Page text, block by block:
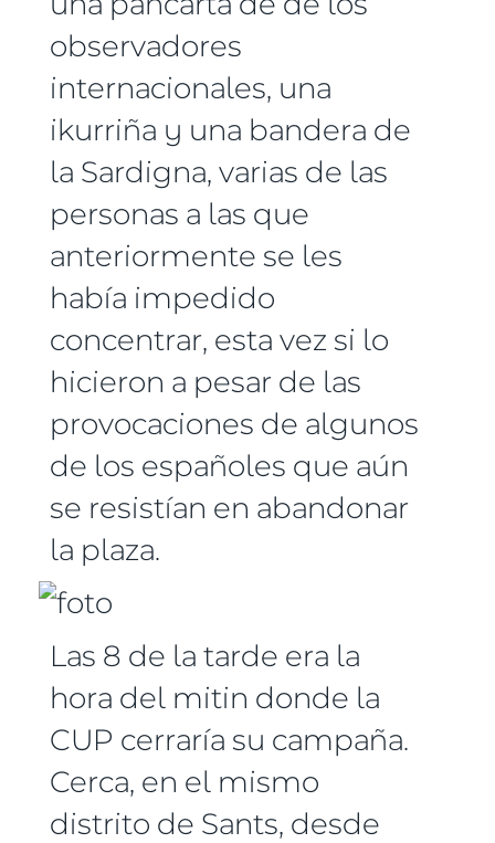
observadores
internacionales, una
ikurriña y una bandera de
la Sardigna, varias de las
personas a las que
anteriormente se les
había impedido
concentrar, esta vez si lo
hicieron a pesar de las
provocaciones de algunos
de los españoles que aún
se resistían en abandonar
la plaza.
Las 8 de la tarde era la
hora del mitin donde la
CUP cerraría su campaña.
Cerca, en el mismo
distrito de Sants, desde